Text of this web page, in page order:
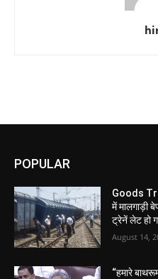
POPULAR
Goods
में मालगाड़ी
ट्रेनें लेट हो
August 14,
“हमारे